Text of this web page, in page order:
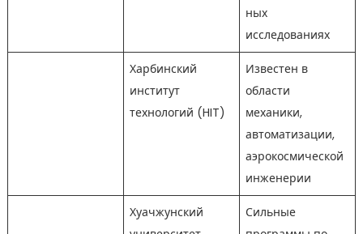
ных
исследованиях
Харбинский
институт
технологий (HIT)
Известен в
области
механики,
автоматизации,
аэрокосмической
инженерии
Хуачжунский
Сильные